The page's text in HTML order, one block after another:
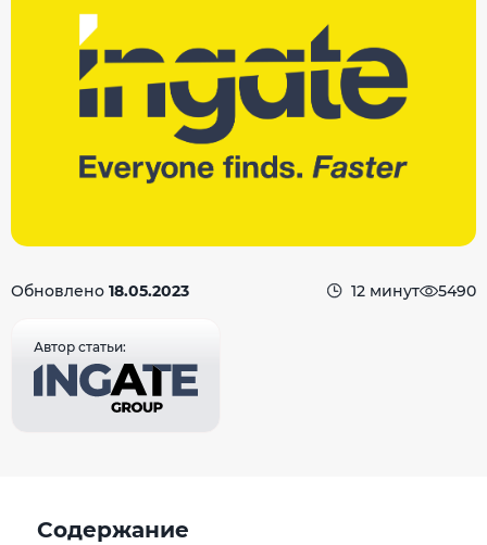
Обновлено 18.05.2023 12 минут 5490
Автор статьи:
Содержание